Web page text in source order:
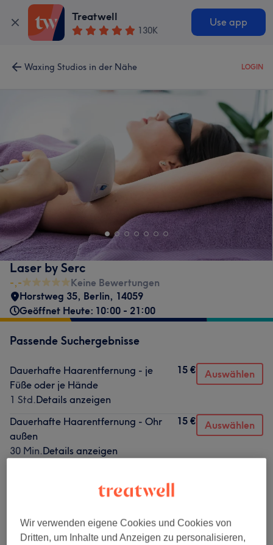
Treatwell
130K
Use app
Waxing Studios in der Nähe LOGIN
Laser by Serc
-,-
Keine Bewertungen
Horstweg 35, Berlin, 14059
Geöffnet Heute: 10:00 - 21:00
Passende Suchergebnisse
Dauerhafte Haarentfernung - je
Füße oder je Hände
1 Std.Details anzeigen
15 € Auswählen
Dauerhafte Haarentfernung - Ohr
außen
30 Min.Details anzeigen
15 € Auswählen
Dauerhafte Haarentfernung -
Nacken
25 € Auswählen
Wir verwenden eigene Cookies und Cookies von
Dritten, um Inhalte und Anzeigen zu personalisieren,